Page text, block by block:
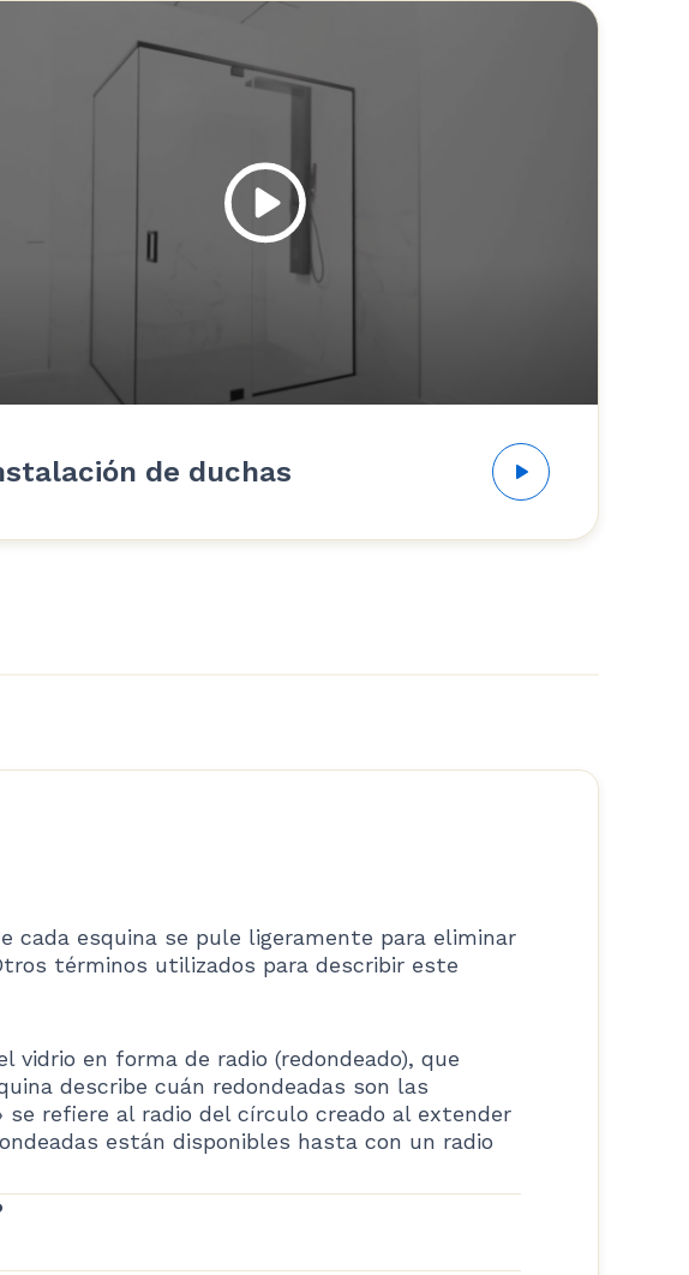
de duchas
cada esquina se pule ligeramente para eliminar
términos utilizados para describir este
vidrio en forma de radio (redondeado), que
describe cuán redondeadas son las
refiere al radio del círculo creado al extender
están disponibles hasta con un radio